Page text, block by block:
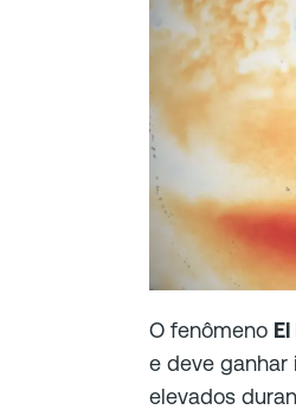
O fenômeno
e deve ganhar
elevados